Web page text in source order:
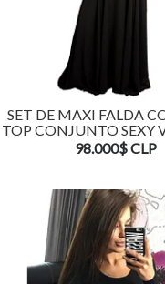
SET DE MAXI FALDA
TOP CONJUNTO SEXY
98.000$ CLP